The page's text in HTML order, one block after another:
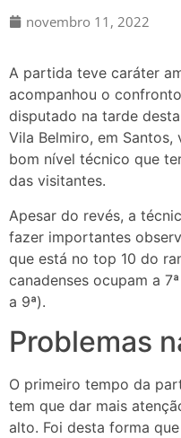
novembro 11, 2022
A partida teve caráter
acompanhou o
disputado na tarde
Vila Belmiro, em
bom nível técnico que
das visitantes.
Apesar do revés, a
fazer importantes
que está no top 10 do
canadenses ocupam a
a 9ª).
Problemas
O primeiro tempo da
tem que dar mais
alto. Foi desta forma